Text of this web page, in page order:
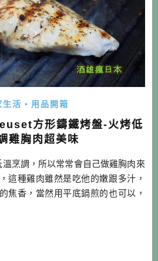
生活・用品開箱
方形鑄鐵烤盤-火烤低
雞胸肉超美味
烹調，所以常常會自己做雞胸肉來
這種雞肉雖然是吃他的嫩跟多汁，
焦香，當然用平底鍋煎的也可以，
我就在日本AMAZON購入了LC的方